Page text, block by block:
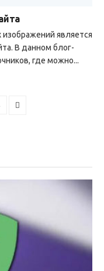
является
В данном блог-
где можно...